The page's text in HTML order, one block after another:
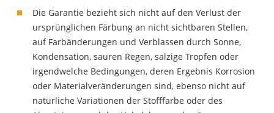
ursprünglichen Färbung an nicht sichtbaren Stellen,
auf Farbänderungen und Verblassen durch Sonne,
Kondensation, sauren Regen, salzige Tropfen oder
irgendwelche Bedingungen, deren Ergebnis Korrosion
oder Materialveränderungen sind, ebenso nicht auf
natürliche Variationen der Stofffarbe oder des
Aluminiums und des Holzdekors und auf